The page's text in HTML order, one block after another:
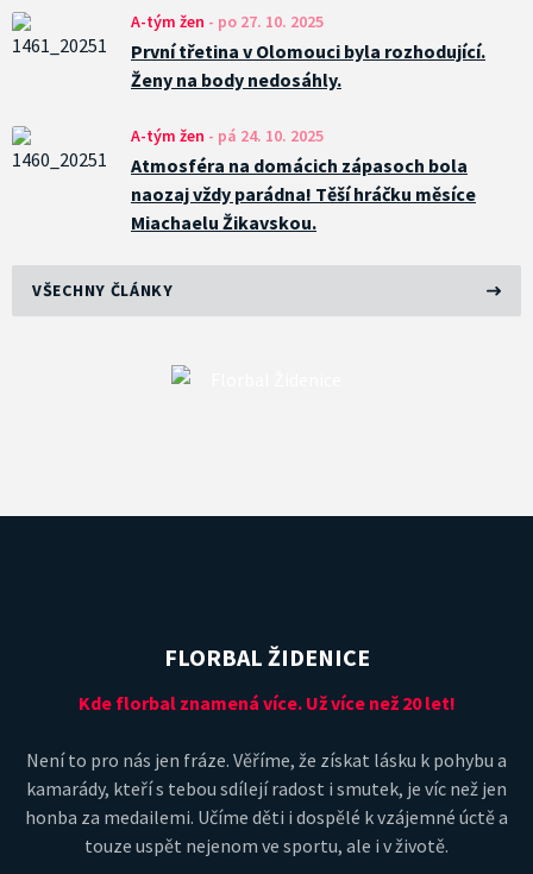
A-tým žen - po 27. 10. 2025
První třetina v Olomouci byla rozhodující.
Ženy na body nedosáhly.
A-tým žen - pá 24. 10. 2025
Atmosféra na domácich zápasoch bola
naozaj vždy parádna! Těší hráčku měsíce
Miachaelu Žikavskou.
VŠECHNY ČLÁNKY
FLORBAL ŽIDENICE
Kde florbal znamená více. Už více než 20 let!
Není to pro nás jen fráze. Věříme, že získat lásku k pohybu a
kamarády, kteří s tebou sdílejí radost i smutek, je víc než jen
honba za medailemi. Učíme děti i dospělé k vzájemné úctě a
touze uspět nejenom ve sportu, ale i v životě.